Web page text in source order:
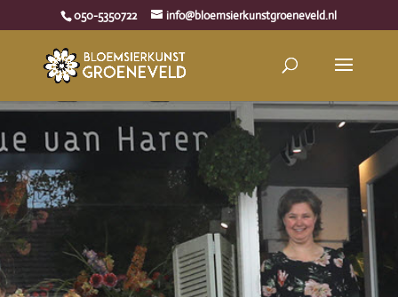
050-5350722 info@bloemsierkunstgroeneveld.nl